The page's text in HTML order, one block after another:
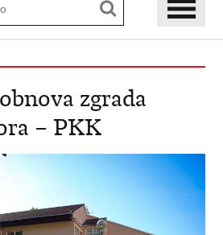
zgrada
– PKK